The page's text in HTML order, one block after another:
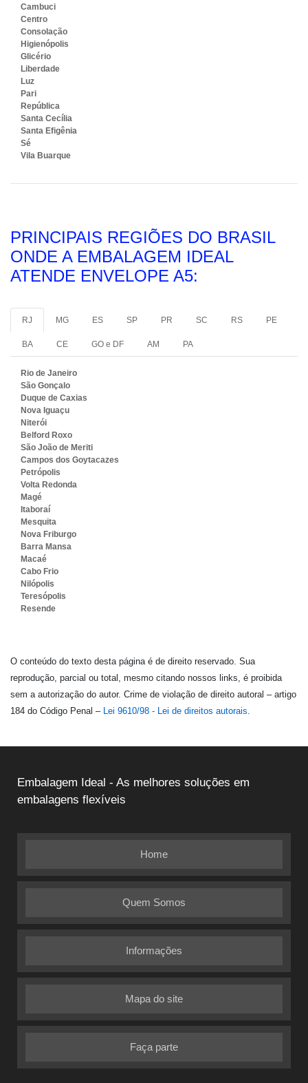
Cambuci
Centro
Consolação
Higienópolis
Glicério
Liberdade
Luz
Pari
República
Santa Cecília
Santa Efigênia
Sé
Vila Buarque
PRINCIPAIS REGIÕES DO BRASIL
ONDE A EMBALAGEM IDEAL
ATENDE ENVELOPE A5:
RJ MG ES SP PR SC RS PE
BA CE GO e DF AM PA
Rio de Janeiro
São Gonçalo
Duque de Caxias
Nova Iguaçu
Niterói
Belford Roxo
São João de Meriti
Campos dos Goytacazes
Petrópolis
Volta Redonda
Magé
Itaboraí
Mesquita
Nova Friburgo
Barra Mansa
Macaé
Cabo Frio
Nilópolis
Teresópolis
Resende
O conteúdo do texto desta página é de direito reservado. Sua
reprodução, parcial ou total, mesmo citando nossos links, é proibida
sem a autorização do autor. Crime de violação de direito autoral – artigo
184 do Código Penal – Lei 9610/98 - Lei de direitos autorais.
Embalagem Ideal - As melhores soluções em
embalagens flexíveis
Home
Quem Somos
Informações
Mapa do site
Faça parte